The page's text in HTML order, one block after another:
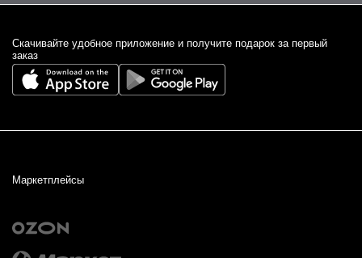
Cкачивайте удобное приложение и получите подарок за первый
заказ
Маркетплейсы